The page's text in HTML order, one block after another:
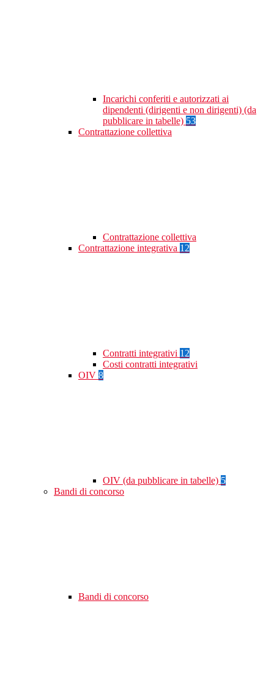
Incarichi conferiti e autorizzati ai
dipendenti (dirigenti e non dirigenti) (da
pubblicare in tabelle) 53
Contrattazione collettiva
Contrattazione collettiva
Contrattazione integrativa 12
Contratti integrativi 12
Costi contratti integrativi
OIV 8
OIV (da pubblicare in tabelle) 5
Bandi di concorso
Bandi di concorso